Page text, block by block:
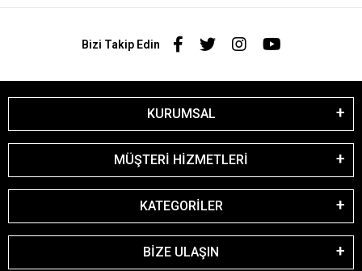
Bizi Takip Edin
KURUMSAL
MÜŞTERİ HİZMETLERİ
KATEGORİLER
BİZE ULAŞIN